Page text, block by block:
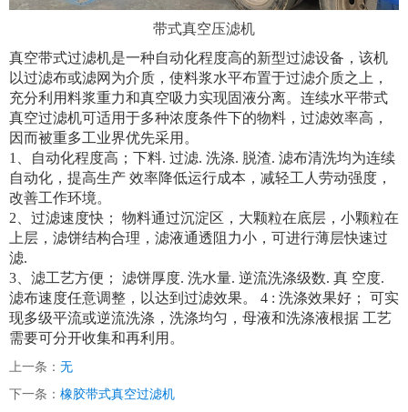
带式真空压滤机
真空带式过滤机是一种自动化程度高的新型过滤设备，该机
以过滤布或滤网为介质，使料浆水平布置于过滤介质之上，
充分利用料浆重力和真空吸力实现固液分离。连续水平带式
真空过滤机可适用于多种浓度条件下的物料，过滤效率高，
因而被重多工业界优先采用。
1、自动化程度高；下料. 过滤. 洗涤. 脱渣. 滤布清洗均为连续
自动化，提高生产 效率降低运行成本，减轻工人劳动强度，
改善工作环境。
2、过滤速度快； 物料通过沉淀区，大颗粒在底层，小颗粒在
上层，滤饼结构合理，滤液通透阻力小，可进行薄层快速过
滤.
3、滤工艺方便； 滤饼厚度. 洗水量. 逆流洗涤级数. 真 空度.
滤布速度任意调整，以达到过滤效果。 4 : 洗涤效果好； 可实
现多级平流或逆流洗涤，洗涤均匀，母液和洗涤液根据 工艺
需要可分开收集和再利用。
上一条： 无
下一条： 橡胶带式真空过滤机